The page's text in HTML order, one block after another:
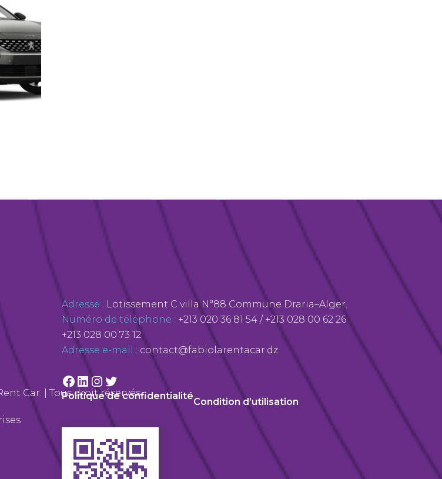
Adresse : Lotissement C villa N°88 Commune Draria–Alger.
Numéro de téléphone : +213 020 36 81 54 ‬ / +213 028 00 62 26
+213 028 00 73 12
Adresse e-mail : contact@fabiolarentacar.dz
Facebook
LinkedIn
Instagram
Twitter
Politique de confidentialité
Condition d’utilisation
Car. | Tous droit réservés.